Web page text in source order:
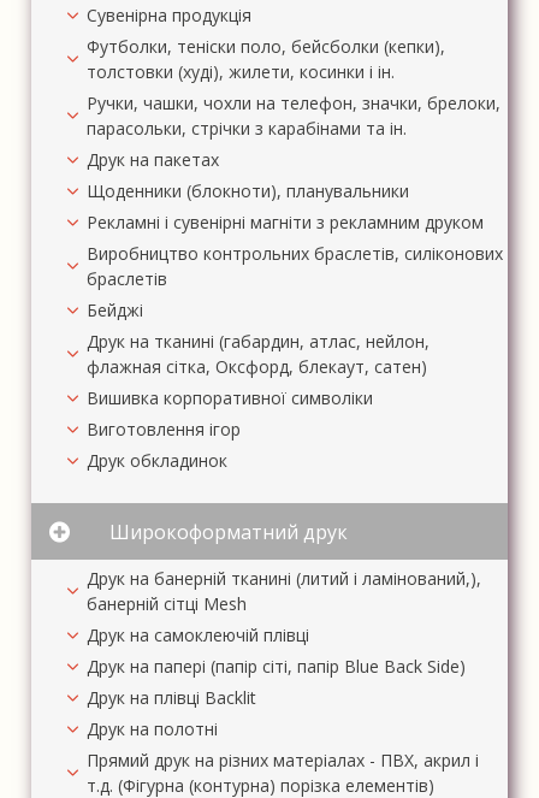
Сувенірна продукція
Футболки, теніски поло, бейсболки (кепки),
толстовки (худі), жилети, косинки і ін.
Ручки, чашки, чохли на телефон, значки, брелоки,
парасольки, стрічки з карабінами та ін.
Друк на пакетах
Щоденники (блокноти), планувальники
Рекламні і сувенірні магніти з рекламним друком
Виробництво контрольних браслетів, силіконових
браслетів
Бейджі
Друк на тканині (габардин, атлас, нейлон,
флажная сітка, Оксфорд, блекаут, сатен)
Вишивка корпоративної символіки
Виготовлення ігор
Друк обкладинок
Широкоформатний друк
Друк на банерній тканині (литий і ламінований,),
банерній сітці Mesh
Друк на самоклеючій плівці
Друк на папері (папір сіті, папір Blue Back Side)
Друк на плівці Backlit
Друк на полотні
Прямий друк на різних матеріалах - ПВХ, акрил і
т.д. (Фігурна (контурна) порізка елементів)